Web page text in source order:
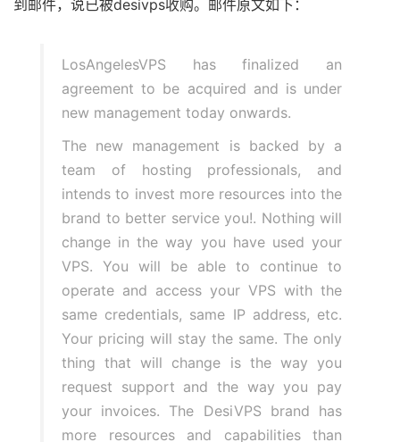
到邮件，说已被desivps收购。邮件原文如下：
LosAngelesVPS has finalized an
agreement to be acquired and is under
new management today onwards.
The new management is backed by a
team of hosting professionals, and
intends to invest more resources into the
brand to better service you!. Nothing will
change in the way you have used your
VPS. You will be able to continue to
operate and access your VPS with the
same credentials, same IP address, etc.
Your pricing will stay the same. The only
thing that will change is the way you
request support and the way you pay
your invoices. The DesiVPS brand has
more resources and capabilities than